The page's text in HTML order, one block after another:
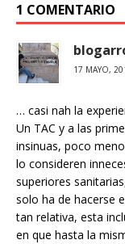
1 COMENTARIO
17 MAYO,
… casi nah la
Un TAC y a las
insinuas, poco
lo consideren
superiores
solo ha de hacerse
tan relativa, esta
en que hasta la